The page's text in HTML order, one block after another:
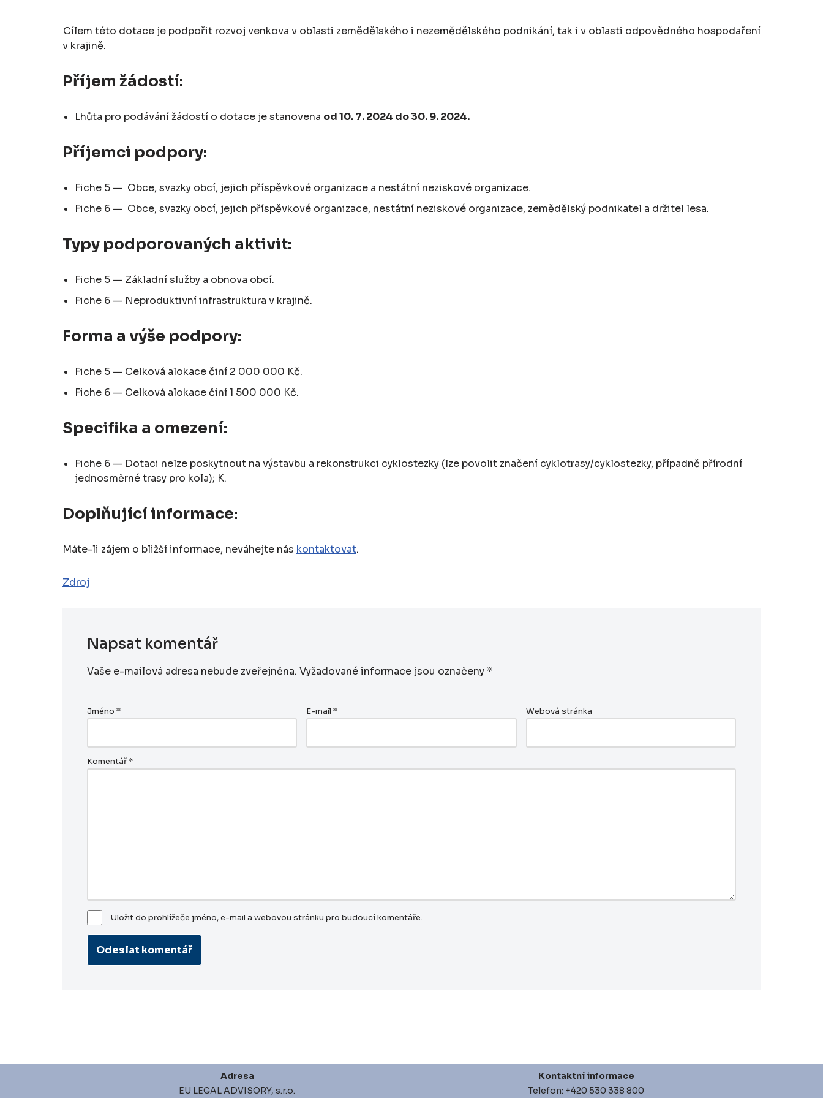
Cílem této dotace je podpořit rozvoj venkova v oblasti zemědělského i nezemědělského podnikání, tak i v oblasti odpovědného hospodaření
v krajině.
Příjem žádostí:
Lhůta pro podávání žádostí o dotace je stanovena od 10. 7. 2024 do 30. 9. 2024.
Příjemci podpory:
Fiche 5 — Obce, svazky obcí, jejich příspěvkové organizace a nestátní neziskové organizace.
Fiche 6 — Obce, svazky obcí, jejich příspěvkové organizace, nestátní neziskové organizace, zemědělský podnikatel a držitel lesa.
Typy podporovaných aktivit:
Fiche 5 — Základní služby a obnova obcí.
Fiche 6 — Neproduktivní infrastruktura v krajině.
Forma a výše podpory:
Fiche 5 — Celková alokace činí 2 000 000 Kč.
Fiche 6 — Celková alokace činí 1 500 000 Kč.
Specifika a omezení:
Fiche 6 — Dotaci nelze poskytnout na výstavbu a rekonstrukci cyklostezky (lze povolit značení cyklotrasy/cyklostezky, případně přírodní
jednosměrné trasy pro kola); K.
Doplňující informace:
Máte-li zájem o bližší informace, neváhejte nás kontaktovat.
Zdroj
Napsat komentář
Vaše e-mailová adresa nebude zveřejněna. Vyžadované informace jsou označeny*
Jméno * E-mail* Webová stránka
Komentář*
Uložit do prohlížeče jméno, e-mail a webovou stránku pro budoucí komentáře.
Adresa
EU LEGAL ADVISORY, s.r.o.
Kontaktní informace
Telefon: +420 530 338 800